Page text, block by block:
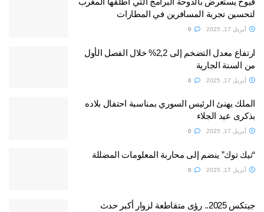
لتحسين تجربة المسافرين في المطارات
أبريل 17, 2025
ارتفاع معدل التضخم إلى 2,2% خلال الفصل الأول
من السنة الجارية
أبريل 17, 2025
الملك يهنئ الرئيس السوري بمناسبة احتفال بلاده
بذكرى عيد الجلاء
أبريل 17, 2025
“تيك توك” ينضم إلى محاربة المعلومات المضللة
أبريل 17, 2025
جيتكس 2025.. رؤى متقاطعة لزوار أكبر حدث